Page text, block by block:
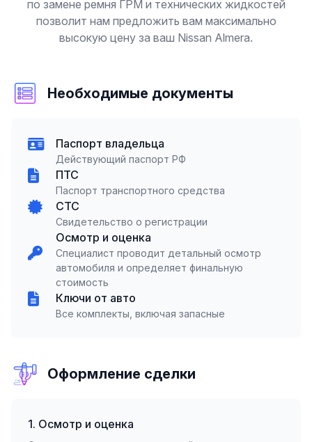
по замене ремня ГРМ и технических жидкостей
позволит нам предложить вам максимально
высокую цену за ваш Nissan Almera.
Необходимые документы
Паспорт владельца
Действующий паспорт РФ
ПТС
Паспорт транспортного средства
СТС
Свидетельство о регистрации
Осмотр и оценка
Специалист проводит детальный осмотр
автомобиля и определяет финальную
стоимость
Ключи от авто
Все комплекты, включая запасные
Оформление сделки
1. Осмотр и оценка